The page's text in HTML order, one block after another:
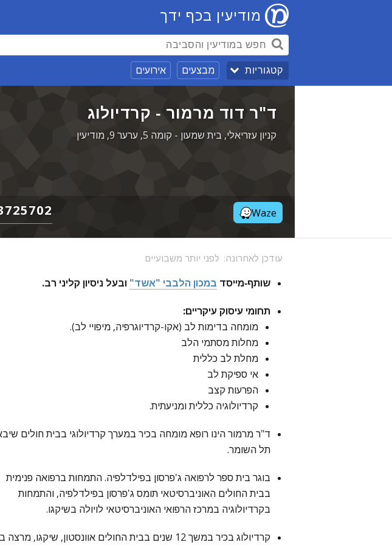
מודיעין בכף ידך
קטגוריות מבצעים אירועים
ד"ר דוד מרמור - קרדיולוג
קניון עזריאלי, בית שמעון - קומה 5, ערער 9, מודיעין
Waze
עודכן לאחרונה: לפני יותר משבועיים
שותף-מייסד במכון הלבבי "אשד" ובעל ניסיון קליני רב.
תחומי עיסוק עיקריים:
מומחה בדימות לב (אקו-קרדיוגרפיה, מיפויי לב).
מחלות מסתמי הלב
מחלת לב כללית
אי ספיקת לב
הפרעות קצב
קרדיולוגיה כללית ומניעתית.
ד"ר מרמור הינו רופא מומחה בכיר במערך קרדיולוגי בבית חולים
תל השומר.
בוגר בית ספר לרפואה ג'פרסון בפילדלפיה. התמחות ברפואה פנימית
בבית החולים האוניברסיטאי תומס ג'פרסון בפילדלפיה, והתמחות
בקרדיולוגיה במרכז הרפואי האוניברסיטאי לויולה בשיקגו.
קרדיולוג בכיר במשך 12 שנים בבית החולים אוונסטון, שיקגו,